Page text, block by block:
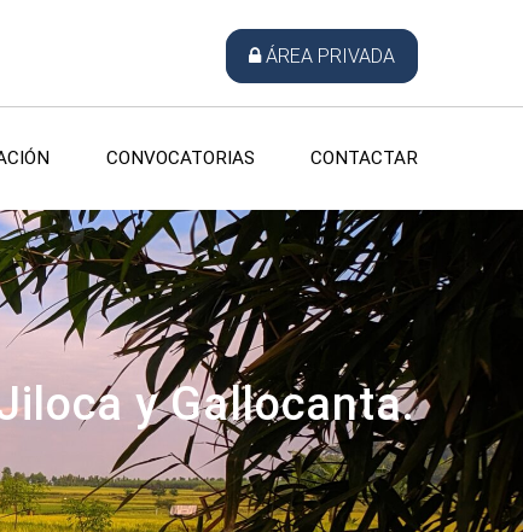
ÁREA PRIVADA
CONVOCATORIAS CONTACTAR
y Gallocanta.